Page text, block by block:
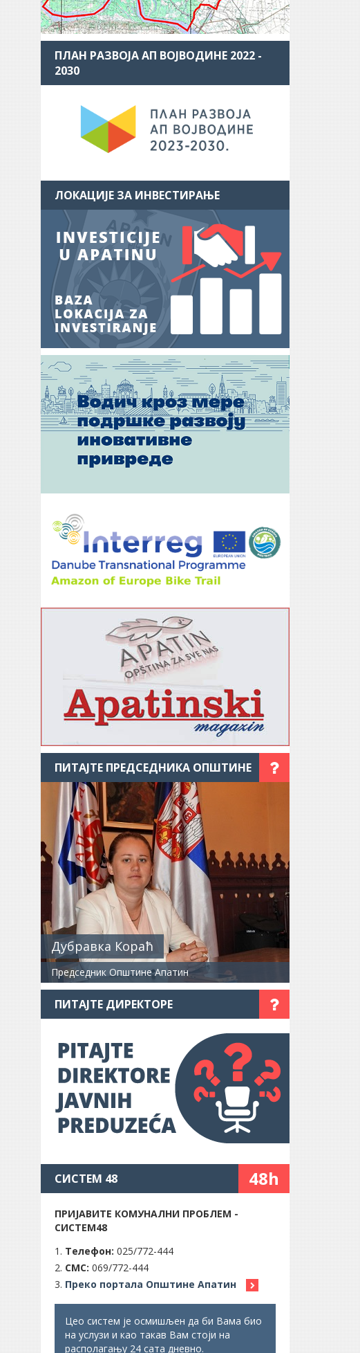
ПЛАН РАЗВОЈА АП ВОЈВОДИНЕ 2022 -
2030
ЛОКАЦИЈЕ ЗА ИНВЕСТИРАЊЕ
ПИТАЈТЕ ПРЕДСЕДНИКА ОПШТИНЕ
Дубравка Кораћ
Председник Општине Апатин
ПИТАЈТЕ ДИРЕКТОРЕ
СИСТЕМ 48 48h
ПРИЈАВИТЕ КОМУНАЛНИ ПРОБЛЕМ -
СИСТЕМ48
Телефон: 025/772-444
СМС: 069/772-444
Преко портала Општине Апатин
Цео систем је осмишљен да би Вама био
на услузи и као такав Вам стоји на
располагању 24 сата дневно.